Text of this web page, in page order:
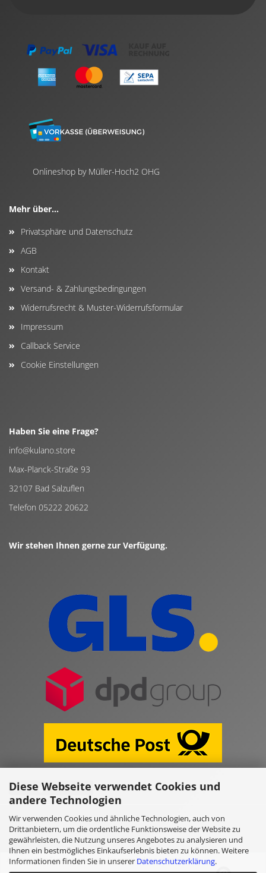
Diese Webseite verwendet Cookies und
andere Technologien
Wir verwenden Cookies und ähnliche Technologien, auch von
Drittanbietern, um die ordentliche Funktionsweise der Website zu
gewährleisten, die Nutzung unseres Angebotes zu analysieren und
Ihnen ein bestmögliches Einkaufserlebnis bieten zu können. Weitere
Informationen finden Sie in unserer Datenschutzerklärung.
Onlineshop by Müller-Hoch2 OHG
Mehr über...
Privatsphäre und Datenschutz
AGB
Kontakt
Versand- & Zahlungsbedingungen
Widerrufsrecht & Muster-Widerrufsformular
Impressum
Callback Service
Cookie Einstellungen
Haben Sie eine Frage?
info@kulano.store
Max-Planck-Straße 93
32107 Bad Salzuflen
Telefon 05222 20622
Wir stehen Ihnen gerne zur Verfügung.
Vertrag widerrufen
Online Shop erstellenmit Gambio.de © 2026
Ausgewählte Top-Bewertungen für www.kulano.store/de